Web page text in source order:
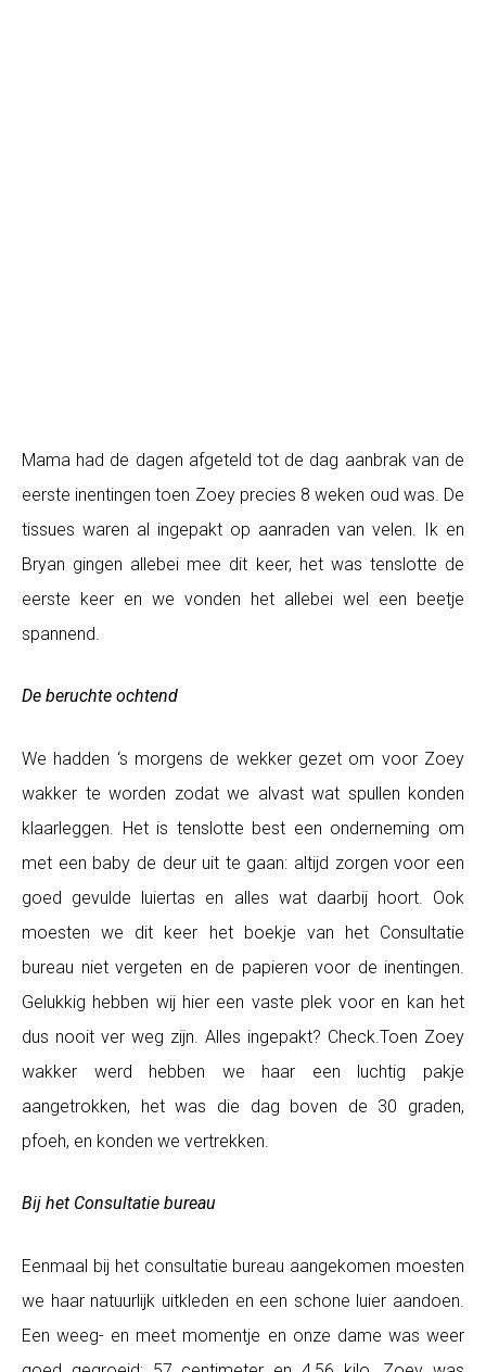
Mama had de dagen afgeteld tot de dag aanbrak van de
eerste inentingen toen Zoey precies 8 weken oud was. De
tissues waren al ingepakt op aanraden van velen. Ik en
Bryan gingen allebei mee dit keer, het was tenslotte de
eerste keer en we vonden het allebei wel een beetje
spannend.
De beruchte ochtend
We hadden ‘s morgens de wekker gezet om voor Zoey
wakker te worden zodat we alvast wat spullen konden
klaarleggen. Het is tenslotte best een onderneming om
met een baby de deur uit te gaan: altijd zorgen voor een
goed gevulde luiertas en alles wat daarbij hoort. Ook
moesten we dit keer het boekje van het Consultatie
bureau niet vergeten en de papieren voor de inentingen.
Gelukkig hebben wij hier een vaste plek voor en kan het
dus nooit ver weg zijn. Alles ingepakt? Check.Toen Zoey
wakker werd hebben we haar een luchtig pakje
aangetrokken, het was die dag boven de 30 graden,
pfoeh, en konden we vertrekken.
Bij het Consultatie bureau
Eenmaal bij het consultatie bureau aangekomen moesten
we haar natuurlijk uitkleden en een schone luier aandoen.
Een weeg- en meet momentje en onze dame was weer